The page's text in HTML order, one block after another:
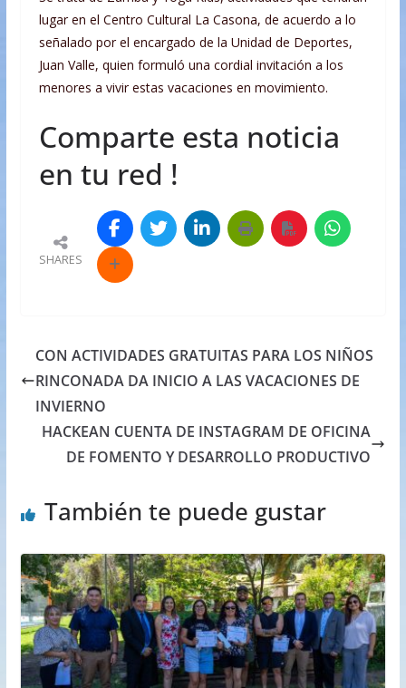
lugar en el Centro Cultural La Casona, de acuerdo a lo
señalado por el encargado de la Unidad de Deportes,
Juan Valle, quien formuló una cordial invitación a los
menores a vivir estas vacaciones en movimiento.
Comparte esta noticia
en tu red !
SHARES
CON ACTIVIDADES GRATUITAS PARA LOS NIÑOS
RINCONADA DA INICIO A LAS VACACIONES DE
INVIERNO
HACKEAN CUENTA DE INSTAGRAM DE OFICINA
DE FOMENTO Y DESARROLLO PRODUCTIVO
También te puede gustar